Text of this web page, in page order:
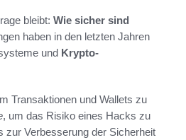
bleibt: Wie sicher sind
haben in den letzten Jahren
und Krypto-
Transaktionen und Wallets zu
, um das Risiko eines Hacks zu
zur Verbesserung der Sicherheit